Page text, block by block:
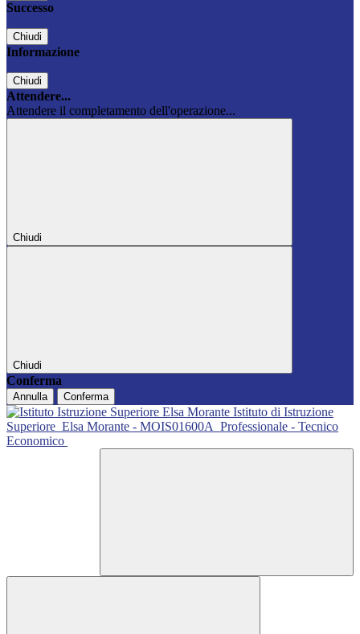
Successo
Chiudi
Informazione
Chiudi
Attendere...
Attendere il completamento dell'operazione...
Chiudi
Chiudi
Conferma
Annulla Conferma
Istituto di Istruzione
Superiore Elsa Morante - MOIS01600A Professionale - Tecnico
Economico